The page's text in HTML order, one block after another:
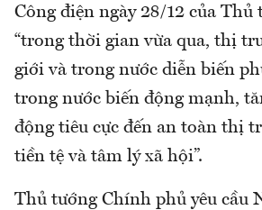
Công điện ngày 28/12 của Thủ
“trong thời gian vừa qua, thị
giới và trong nước diễn biến
trong nước biến động mạnh,
động tiêu cực đến an toàn thị
tiền tệ và tâm lý xã hội”.
Thủ tướng Chính phủ yêu cầu